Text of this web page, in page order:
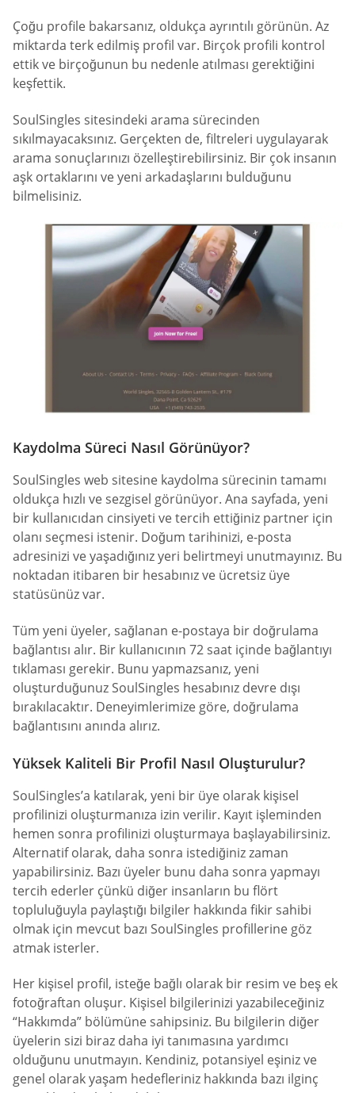
Çoğu profile bakarsanız, oldukça ayrıntılı görünün. Az
miktarda terk edilmiş profil var. Birçok profili kontrol
ettik ve birçoğunun bu nedenle atılması gerektiğini
keşfettik.
SoulSingles sitesindeki arama sürecinden
sıkılmayacaksınız. Gerçekten de, filtreleri uygulayarak
arama sonuçlarınızı özelleştirebilirsiniz. Bir çok insanın
aşk ortaklarını ve yeni arkadaşlarını bulduğunu
bilmelisiniz.
Kaydolma Süreci Nasıl Görünüyor?
SoulSingles web sitesine kaydolma sürecinin tamamı
oldukça hızlı ve sezgisel görünüyor. Ana sayfada, yeni
bir kullanıcıdan cinsiyeti ve tercih ettiğiniz partner için
olanı seçmesi istenir. Doğum tarihinizi, e-posta
adresinizi ve yaşadığınız yeri belirtmeyi unutmayınız. Bu
noktadan itibaren bir hesabınız ve ücretsiz üye
statüsünüz var.
Tüm yeni üyeler, sağlanan e-postaya bir doğrulama
bağlantısı alır. Bir kullanıcının 72 saat içinde bağlantıyı
tıklaması gerekir. Bunu yapmazsanız, yeni
oluşturduğunuz SoulSingles hesabınız devre dışı
bırakılacaktır. Deneyimlerimize göre, doğrulama
bağlantısını anında alırız.
Yüksek Kaliteli Bir Profil Nasıl Oluşturulur?
SoulSingles’a katılarak, yeni bir üye olarak kişisel
profilinizi oluşturmanıza izin verilir. Kayıt işleminden
hemen sonra profilinizi oluşturmaya başlayabilirsiniz.
Alternatif olarak, daha sonra istediğiniz zaman
yapabilirsiniz. Bazı üyeler bunu daha sonra yapmayı
tercih ederler çünkü diğer insanların bu flört
topluluğuyla paylaştığı bilgiler hakkında fikir sahibi
olmak için mevcut bazı SoulSingles profillerine göz
atmak isterler.
Her kişisel profil, isteğe bağlı olarak bir resim ve beş ek
fotoğraftan oluşur. Kişisel bilgilerinizi yazabileceğiniz
“Hakkımda” bölümüne sahipsiniz. Bu bilgilerin diğer
üyelerin sizi biraz daha iyi tanımasına yardımcı
olduğunu unutmayın. Kendiniz, potansiyel eşiniz ve
genel olarak yaşam hedefleriniz hakkında bazı ilginç